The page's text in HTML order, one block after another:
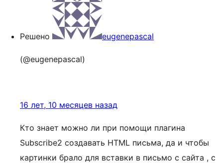
Решено eugenepascal
(@eugenepascal)
16 лет, 10 месяцев назад
Кто знает можно ли при помощи плагина
Subscribe2 создавать HTML письма, да и чтобы
картинки брало для вставки в письмо с сайта , с